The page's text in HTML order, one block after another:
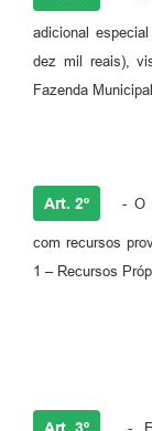
PPA
adicional
dez mil reais),
Fazenda
Art. 2º - O
com recursos
1 – Recursos